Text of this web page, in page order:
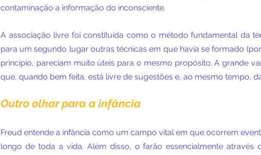
contaminação a informação do inconsciente.
A associação livre foi constituída como o método fundamental da
para um segundo lugar outras técnicas em que havia se formado
princípio, pareciam muito úteis para o mesmo propósito. A grande
que, quando bem feita, está livre de sugestões e, ao mesmo tempo,
Outro olhar para a infância
Freud entende a infância como um campo vital em que ocorrem
longo de toda a vida. Além disso, o farão essencialmente através